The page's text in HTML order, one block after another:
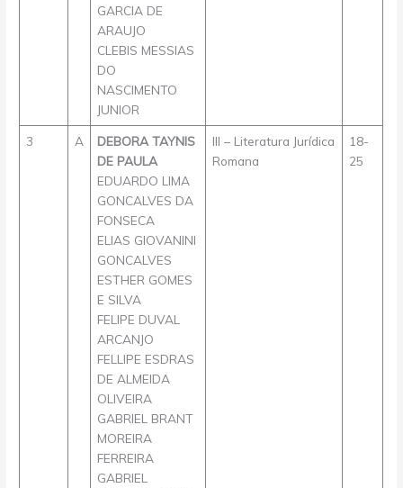
GARCIA DE
ARAUJO
CLEBIS MESSIAS
DO
NASCIMENTO
JUNIOR
3 A
DEBORA TAYNIS
DE PAULA
EDUARDO LIMA
GONCALVES DA
FONSECA
ELIAS GIOVANINI
GONCALVES
ESTHER GOMES
E SILVA
FELIPE DUVAL
ARCANJO
FELLIPE ESDRAS
DE ALMEIDA
OLIVEIRA
GABRIEL BRANT
MOREIRA
FERREIRA
GABRIEL
III – Literatura Jurídica
Romana
18-
25